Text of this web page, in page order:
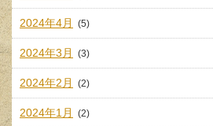
2024年4月 (5)
2024年3月 (3)
2024年2月 (2)
2024年1月 (2)